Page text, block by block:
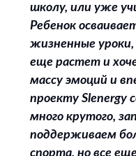
школу, или уже
Ребенок
жизненные
еще растет и
массу эмоций и
проекту Slenergy
много крутого,
поддерживаем
спорта, но все